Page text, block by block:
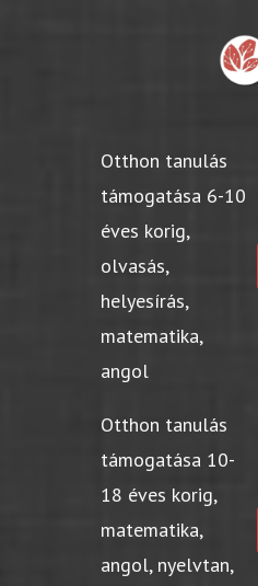
Otthon tanulás
támogatása 6-10
éves korig,
olvasás,
helyesírás,
matematika,
angol
Otthon tanulás
támogatása 10-
18 éves korig,
matematika,
angol, nyelvtan,